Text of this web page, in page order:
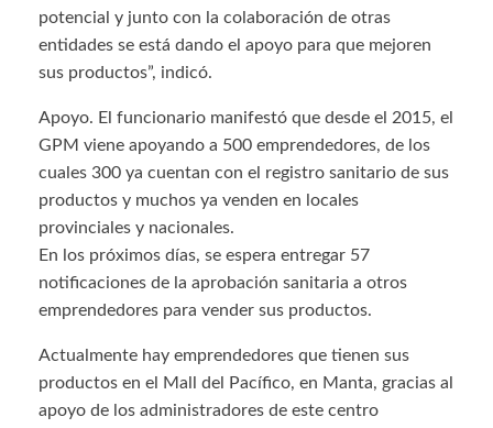
potencial y junto con la colaboración de otras
entidades se está dando el apoyo para que mejoren
sus productos”, indicó.
Apoyo. El funcionario manifestó que desde el 2015, el
GPM viene apoyando a 500 emprendedores, de los
cuales 300 ya cuentan con el registro sanitario de sus
productos y muchos ya venden en locales
provinciales y nacionales.
En los próximos días, se espera entregar 57
notificaciones de la aprobación sanitaria a otros
emprendedores para vender sus productos.
Actualmente hay emprendedores que tienen sus
productos en el Mall del Pacífico, en Manta, gracias al
apoyo de los administradores de este centro